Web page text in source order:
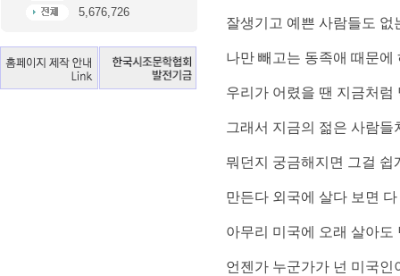
5,676,726
잘생기고 예쁜 사람들도
나만 빼고는 동족애 때문
우리가 어렸을 땐 지금처
그래서 지금의 젊은 사람들
뭐던지 궁금해지면 그걸
만든다 외국에 살다 보면
아무리 미국에 오래 살아
언젠가 누군가가 넌 미국